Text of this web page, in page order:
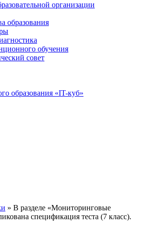
организации
образования
обучения
совет
образования «IT-куб»
» В разделе «Мониторинговые
спецификация теста (7 класс).